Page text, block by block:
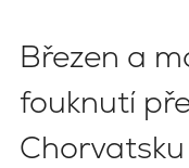
Březen a
fouknutí
Chorvatsku